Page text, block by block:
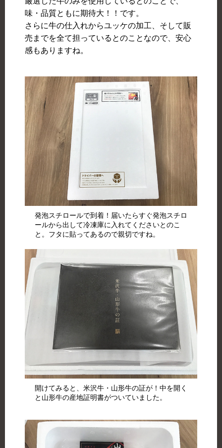
味・品質ともに期待大！！です。
さらに牛の仕入れからユッケの加工、そして販
売までを全て担っているとのことなので、安心
感もありますね。
発泡スチロールで到着！届いたらすぐ発泡スチロ
ールから出して冷凍庫に入れてくださいとのこ
と。フタに貼ってあるので親切ですね。
開けてみると、米沢牛・山形牛の証が！中を開く
と山形牛の産地証明書がついていました。